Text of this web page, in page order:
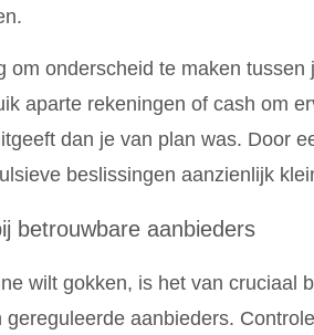
om onderscheid te maken
aparte rekeningen of cash om
dan je van plan was. Door
beslissingen aanzienlijk
betrouwbare aanbieders
wilt gokken, is het van cruciaal
gereguleerde aanbieders.